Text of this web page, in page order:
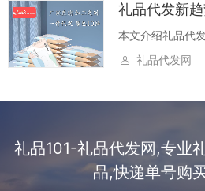
本文介绍礼品代
成本、提升发货
礼品代发网
礼品101-礼品代发网,专业
品,快递单号购